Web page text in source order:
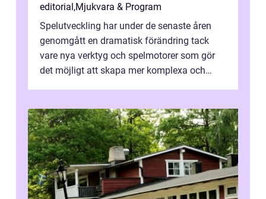
editorial,Mjukvara & Program
Spelutveckling har under de senaste åren
genomgått en dramatisk förändring tack
vare nya verktyg och spelmotorer som gör
det möjligt att skapa mer komplexa och